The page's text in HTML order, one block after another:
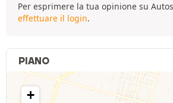
Per esprimere la tua opinione su
effettuare il login.
PIANO
+